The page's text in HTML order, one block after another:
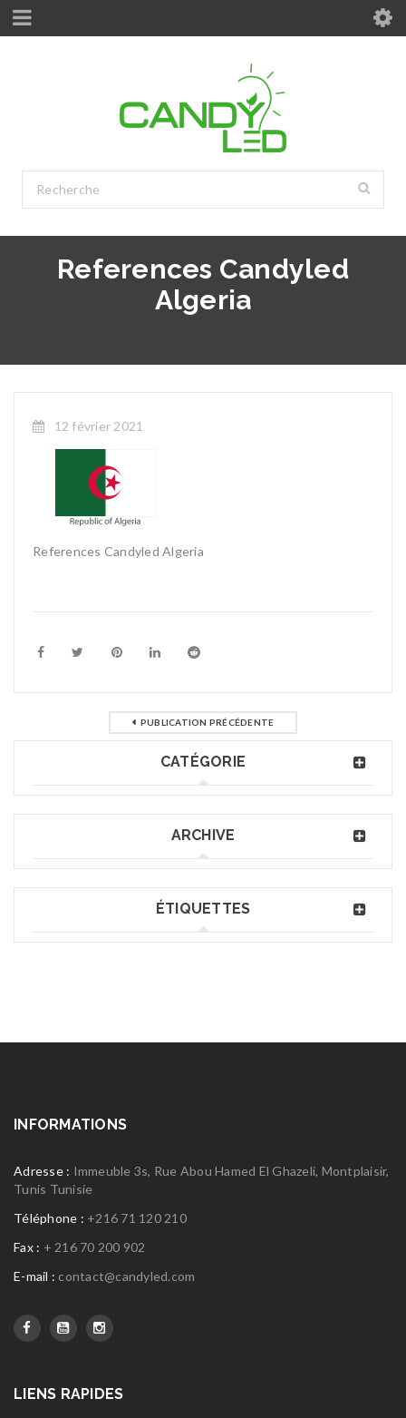
References Candyled
Algeria
12 février 2021
References Candyled Algeria
PUBLICATION PRÉCÉDENTE
CATÉGORIE
ARCHIVE
ÉTIQUETTES
INFORMATIONS
Adresse : Immeuble 3s, Rue Abou Hamed El Ghazeli, Montplaisir,
Tunis Tunisie
Téléphone : +216 71 120 210
Fax : + 216 70 200 902
E-mail : contact@candyled.com
LIENS RAPIDES